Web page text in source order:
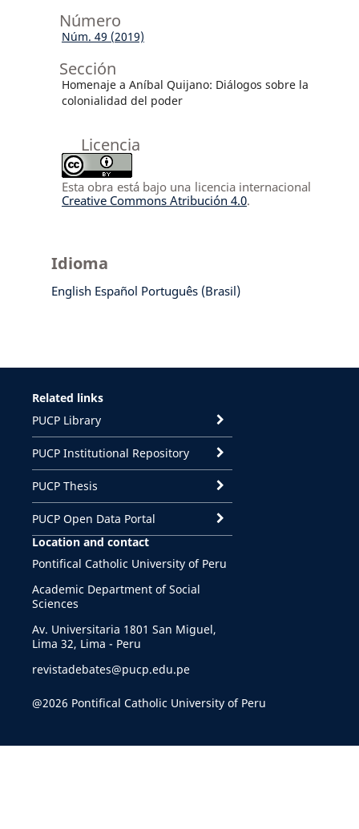
Número
Núm. 49 (2019)
Sección
Homenaje a Aníbal Quijano: Diálogos sobre la
colonialidad del poder
Licencia
Esta obra está bajo una licencia internacional
Creative Commons Atribución 4.0.
Idioma
English Español Português (Brasil)
Related links
PUCP Library
PUCP Institutional Repository
PUCP Thesis
PUCP Open Data Portal
Location and contact
Pontifical Catholic University of Peru
Academic Department of Social
Sciences
Av. Universitaria 1801 San Miguel,
Lima 32, Lima - Peru
revistadebates@pucp.edu.pe
@2026 Pontifical Catholic University of Peru